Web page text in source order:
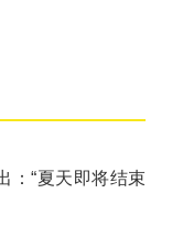
：“夏天即将结束